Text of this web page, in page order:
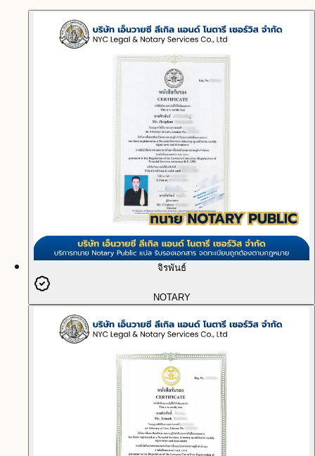
จิรพันธ์
NOTARY